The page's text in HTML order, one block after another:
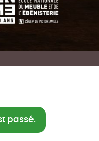
passé.